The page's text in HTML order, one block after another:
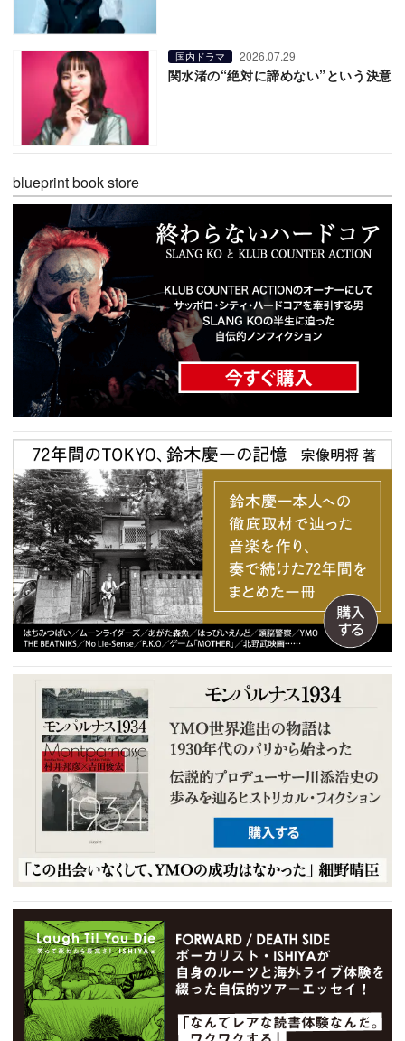
国内ドラマ 2026.07.29
関水渚の“絶対に諦めない”という決意
blueprint book store